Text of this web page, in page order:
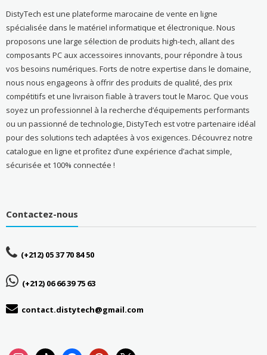
DistyTech est une plateforme marocaine de vente en ligne
spécialisée dans le matériel informatique et électronique. Nous
proposons une large sélection de produits high-tech, allant des
composants PC aux accessoires innovants, pour répondre à tous
vos besoins numériques. Forts de notre expertise dans le domaine,
nous nous engageons à offrir des produits de qualité, des prix
compétitifs et une livraison fiable à travers tout le Maroc. Que vous
soyez un professionnel à la recherche d’équipements performants
ou un passionné de technologie, DistyTech est votre partenaire idéal
pour des solutions tech adaptées à vos exigences. Découvrez notre
catalogue en ligne et profitez d’une expérience d’achat simple,
sécurisée et 100% connectée !
Contactez-nous
(+212) 05 37 70 84 50
(+212) 06 66 39 75 63
contact.distytech@gmail.com